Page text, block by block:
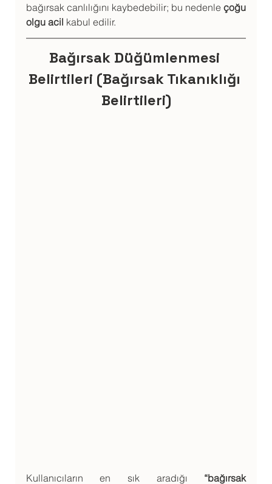
bağırsak canlılığını kaybedebilir; bu nedenle çoğu
olgu acil kabul edilir.
Bağırsak Düğümlenmesi
Belirtileri (Bağırsak Tıkanıklığı
Belirtileri)
Kullanıcıların en sık aradığı “bağırsak